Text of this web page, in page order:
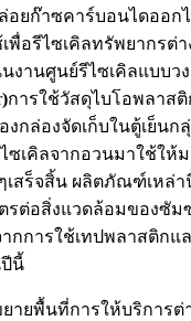
อยก๊าซคาร์บอนไดออก
พื่อรีไซเคิลทรัพยากรต่
งานศูนย์รีไซเคิลแบบวง
)การใช้วัสดุไบโอพลาส
กล่องจัดเก็บในตู้เย็นกลุ่
ซเคิลจากอวนมาใช้ให้
สร็จสิ้น ผลิตภัณฑ์เหล่า
ต่อสิ่งแวดล้อมของซัม
กการใช้เทปพลาสติกแ
นี้
ายพื้นที่การให้บริการต่